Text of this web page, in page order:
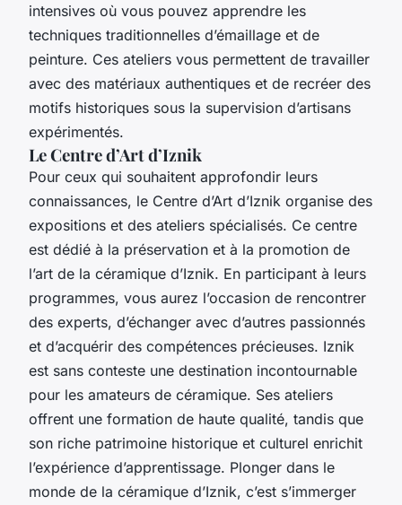
intensives où vous pouvez apprendre les
techniques traditionnelles d’émaillage et de
peinture. Ces ateliers vous permettent de travailler
avec des matériaux authentiques et de recréer des
motifs historiques sous la supervision d’artisans
expérimentés.
Le Centre d’Art d’Iznik
Pour ceux qui souhaitent approfondir leurs
connaissances, le Centre d’Art d’Iznik organise des
expositions et des ateliers spécialisés. Ce centre
est dédié à la préservation et à la promotion de
l’art de la céramique d’Iznik. En participant à leurs
programmes, vous aurez l’occasion de rencontrer
des experts, d’échanger avec d’autres passionnés
et d’acquérir des compétences précieuses. Iznik
est sans conteste une destination incontournable
pour les amateurs de céramique. Ses ateliers
offrent une formation de haute qualité, tandis que
son riche patrimoine historique et culturel enrichit
l’expérience d’apprentissage. Plonger dans le
monde de la céramique d’Iznik, c’est s’immerger